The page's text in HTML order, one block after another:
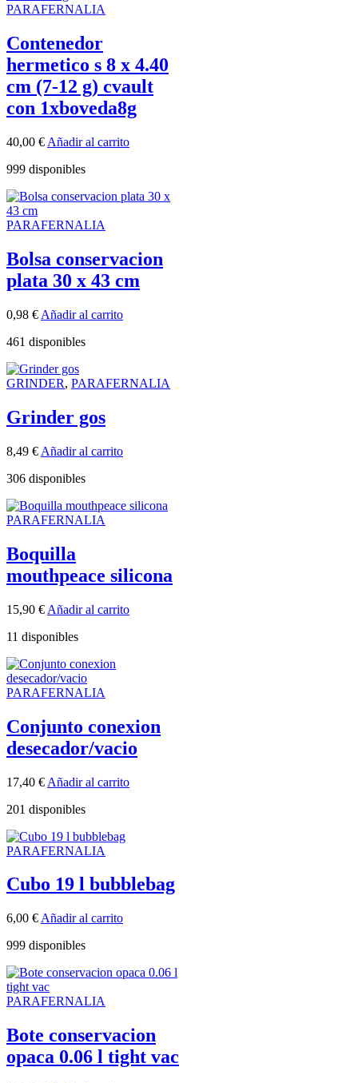
PARAFERNALIA
Contenedor
hermetico s 8 x 4.40
cm (7-12 g) cvault
con 1xboveda8g
40,00 € Añadir al carrito
999 disponibles
PARAFERNALIA
Bolsa conservacion
plata 30 x 43 cm
0,98 € Añadir al carrito
461 disponibles
GRINDER, PARAFERNALIA
Grinder gos
8,49 € Añadir al carrito
306 disponibles
PARAFERNALIA
Boquilla
mouthpeace silicona
15,90 € Añadir al carrito
11 disponibles
PARAFERNALIA
Conjunto conexion
desecador/vacio
17,40 € Añadir al carrito
201 disponibles
PARAFERNALIA
Cubo 19 l bubblebag
6,00 € Añadir al carrito
999 disponibles
PARAFERNALIA
Bote conservacion
opaca 0.06 l tight vac